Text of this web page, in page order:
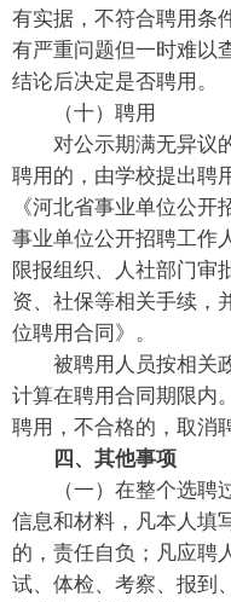
有实据，不符合聘用条
有严重问题但一时难以
结论后决定是否聘用。
（十）聘用
对公示期满无异议
聘用的，由学校提出聘
《河北省事业单位公
事业单位公开招聘工作
限报组织、人社部门审
资、社保等相关手续，
位聘用合同》。
被聘用人员按相关
计算在聘用合同期限内
聘用，不合格的，取消
四、其他事项
（一）在整个选
信息和材料，凡本人填
的，责任自负；凡应聘
试、体检、考察、报到